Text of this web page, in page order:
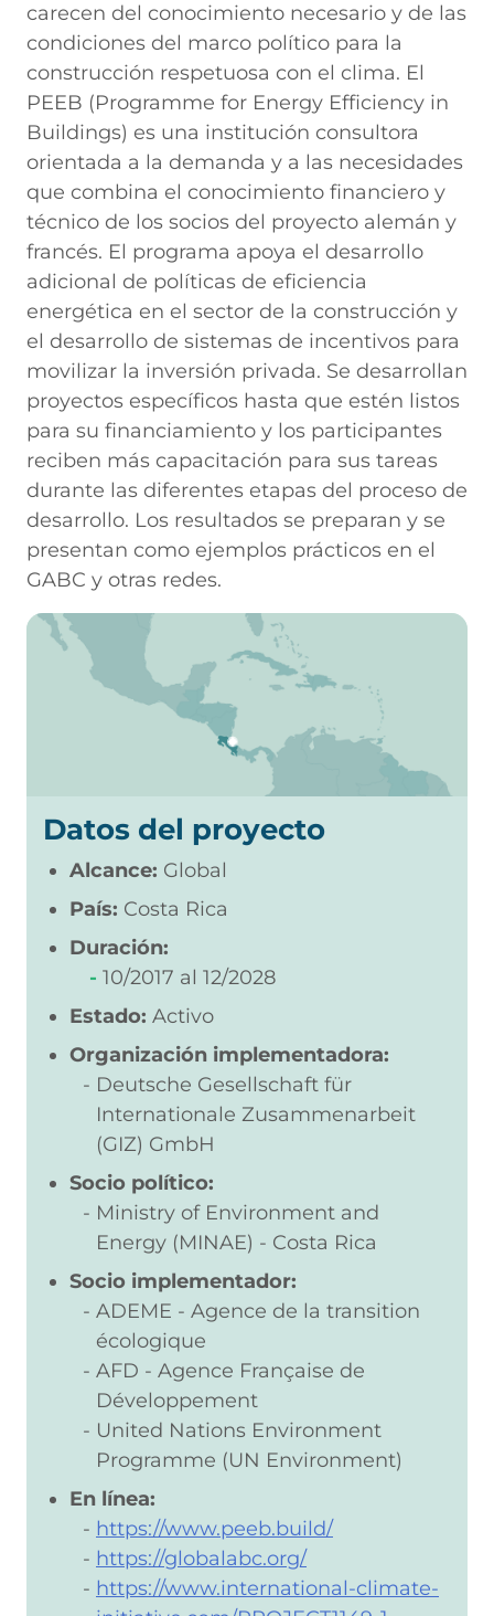
carecen del conocimiento necesario y de las
condiciones del marco político para la
construcción respetuosa con el clima. El
PEEB (Programme for Energy Efficiency in
Buildings) es una institución consultora
orientada a la demanda y a las necesidades
que combina el conocimiento financiero y
técnico de los socios del proyecto alemán y
francés. El programa apoya el desarrollo
adicional de políticas de eficiencia
energética en el sector de la construcción y
el desarrollo de sistemas de incentivos para
movilizar la inversión privada. Se desarrollan
proyectos específicos hasta que estén listos
para su financiamiento y los participantes
reciben más capacitación para sus tareas
durante las diferentes etapas del proceso de
desarrollo. Los resultados se preparan y se
presentan como ejemplos prácticos en el
GABC y otras redes.
Datos del proyecto
Alcance: Global
País: Costa Rica
Duración:
10/2017
12/2028
Estado: Activo
Organización implementadora:
Deutsche Gesellschaft für
Internationale Zusammenarbeit
(GIZ) GmbH
Socio político:
Ministry of Environment and
Energy (MINAE) - Costa Rica
Socio implementador:
ADEME - Agence de la transition
écologique
AFD - Agence Française de
Développement
United Nations Environment
Programme (UN Environment)
En línea:
https://www.peeb.build/
https://globalabc.org/
https://www.international-climate-